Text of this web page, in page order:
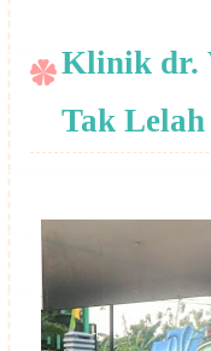
Klinik dr.
Tak